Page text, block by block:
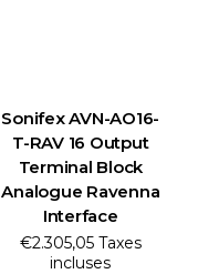
Sonifex AVN-AO16-
T-RAV 16 Output
Terminal Block
Analogue Ravenna
Interface
€2.305,05 Taxes
incluses